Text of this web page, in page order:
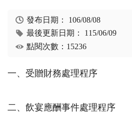
發布日期： 106/08/08
最後更新日期： 115/06/09
點閱次數：15236
一、受贈財務處理程序
二、飲宴應酬事件處理程序